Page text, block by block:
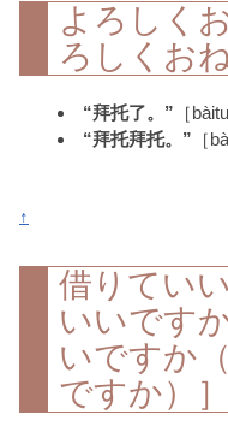
よろしく
ろしくお
“拜托了。” ［
“拜托拜托。” ［
↑
借りてい
いいです
いですか
ですか）］